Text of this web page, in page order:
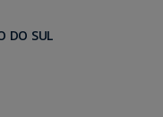
DO SUL